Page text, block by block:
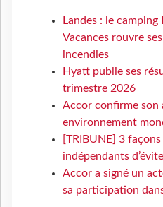
Landes : le
Vacances rouvre
incendies
Hyatt publie ses
trimestre 2026
Accor confirme son
environnement
[TRIBUNE] 3
indépendants
Accor a signé un
sa participation